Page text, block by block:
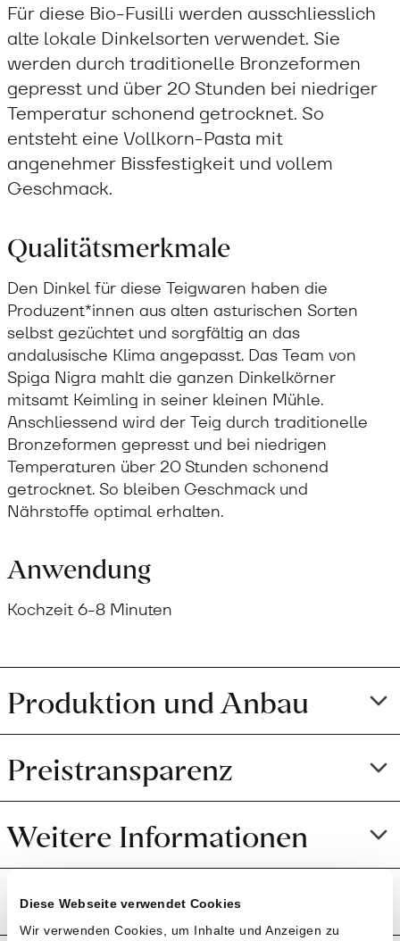
Diese Webseite verwendet Cookies
Wir verwenden Cookies, um Inhalte und Anzeigen zu
Für diese Bio-Fusilli werden ausschliesslich
alte lokale Dinkelsorten verwendet. Sie
werden durch traditionelle Bronzeformen
gepresst und über 20 Stunden bei niedriger
Temperatur schonend getrocknet. So
entsteht eine Vollkorn-Pasta mit
angenehmer Bissfestigkeit und vollem
Geschmack.
Qualitätsmerkmale
Den Dinkel für diese Teigwaren haben die
Produzent*innen aus alten asturischen Sorten
selbst gezüchtet und sorgfältig an das
andalusische Klima angepasst. Das Team von
Spiga Nigra mahlt die ganzen Dinkelkörner
mitsamt Keimling in seiner kleinen Mühle.
Anschliessend wird der Teig durch traditionelle
Bronzeformen gepresst und bei niedrigen
Temperaturen über 20 Stunden schonend
getrocknet. So bleiben Geschmack und
Nährstoffe optimal erhalten.
Anwendung
Kochzeit 6-8 Minuten
Produktion und Anbau
Preistransparenz
Weitere Informationen
Rezensionen